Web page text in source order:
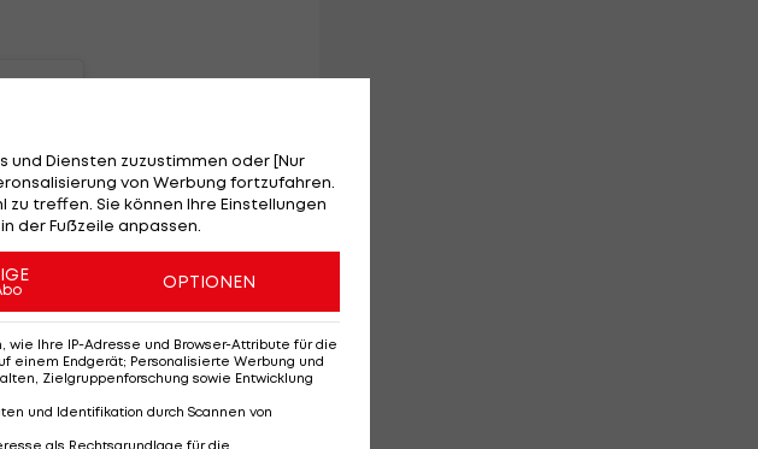
und Diensten zuzustimmen oder [Nur
von Werbung fortzufahren.
treffen. Sie können Ihre Einstellungen
der Fußzeile anpassen.
OPTIONEN
Ihre IP-Adresse und Browser-Attribute für die
einem Endgerät; Personalisierte Werbung und
Zielgruppenforschung sowie Entwicklung
und Identifikation durch Scannen von
als Rechtsgrundlage für die